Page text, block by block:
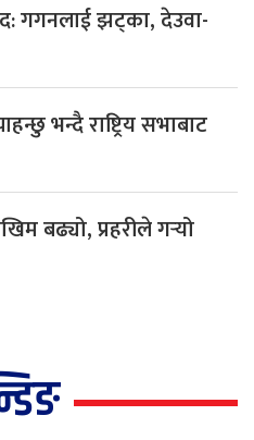
गगनलाई झट्का, देउवा-
भन्दै राष्ट्रिय सभाबाट
बढ्यो, प्रहरीले गर्‍यो